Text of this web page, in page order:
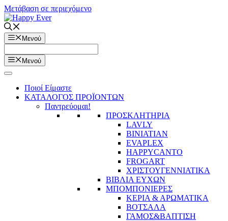
Μετάβαση σε περιεχόμενο
Μενού
Μενού
Ποιοί Είμαστε
ΚΑΤΑΛΟΓΟΣ ΠΡΟΪΟΝΤΩΝ
Παντρεύομαι!
ΠΡΟΣΚΛΗΤΗΡΙΑ
LAVLY
BINIATIAN
EVAPLEX
HAPPYCANTO
FROGART
ΧΡΙΣΤΟΥΓΕΝΝΙΑΤΙΚΑ
ΒΙΒΛΙΑ ΕΥΧΩΝ
ΜΠΟΜΠΟΝΙΕΡΕΣ
ΚΕΡΙΑ & ΑΡΩΜΑΤΙΚΑ
ΒΟΤΣΑΛΑ
ΓΑΜΟΣ&ΒΑΠΤΙΣΗ